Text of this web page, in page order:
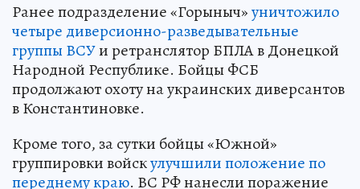
Ранее подразделение «Горыныч»уничтожило
четыре диверсионно-разведывательные
группы ВСУи ретранслятор БПЛА в Донецкой
Народной Республике. Бойцы ФСБ
продолжают охоту на украинских диверсантов
в Константиновке.
Кроме того, за сутки бойцы «Южной»
группировки войскулучшили положение по
переднему краю. ВС РФ нанесли поражение